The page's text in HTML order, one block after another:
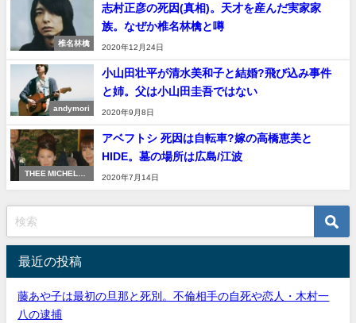
椎名林檎
志村正彦の死因(真相)。天才を産んだ実家家
族。なぜか椎名林檎と噂
2020年12月24日
andymori
小山田壮平が清水美和子と結婚?飛び込み事件
と姉。父は小山田圭吾ではない
2020年9月8日
THEE MICHELLE
アベフトシ 死因は自転車?嫁の高橋恵美と
HIDE。墓の場所は広島/江波
2020年7月14日
最近の投稿
藤あや子は最初の旦那と死別。不倫相手の自死や恋人・木村一
八の逮捕